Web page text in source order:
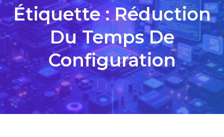
Étiquette :Réduction
Du Temps De
Configuration